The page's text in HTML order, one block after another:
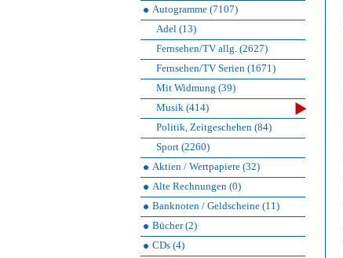
Autogramme (7107)
Adel (13)
Fernsehen/TV allg. (2627)
Fernsehen/TV Serien (1671)
Mit Widmung (39)
Musik (414)
Politik, Zeitgeschehen (84)
Sport (2260)
Aktien / Wertpapiere (32)
Alte Rechnungen (0)
Banknoten / Geldscheine (11)
Bücher (2)
CDs (4)